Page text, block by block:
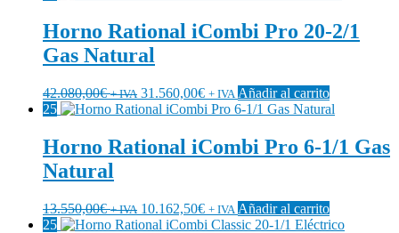
Horno Rational iCombi Pro 20-2/1
Gas Natural
42.080,00€ + IVA 31.560,00€ + IVA Añadir al carrito
25
Horno Rational iCombi Pro 6-1/1 Gas
Natural
13.550,00€ + IVA 10.162,50€ + IVA Añadir al carrito
25